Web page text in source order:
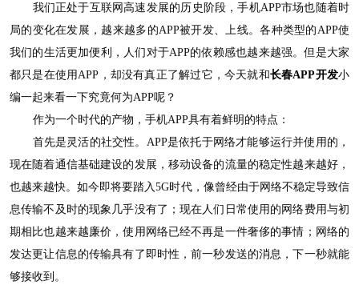
我们正处于互联网高速发展的历史阶段，手机APP市场也随着时
局的变化在发展，越来越多的APP被开发、上线。各种类型的APP使
我们的生活更加便利，人们对于APP的依赖感也越来越强。但是大家
都只是在使用APP，却没有真正了解过它，今天就和长春APP开发小
编一起来看一下究竟何为APP呢？
作为一个时代的产物，手机APP具有着鲜明的特点：
首先是灵活的社交性。APP是依托于网络才能够运行并使用的，
现在随着通信基础建设的发展，移动设备的流量的稳定性越来越好，
也越来越快。如今即将要踏入5G时代，像曾经由于网络不稳定导致信
息传输不及时的现象几乎没有了；现在人们日常使用的网络费用与初
期相比也越来越廉价，使用网络已经不再是一件奢侈的事情；网络的
发达更让信息的传输具有了即时性，前一秒发送的消息，下一秒就能
够接收到。